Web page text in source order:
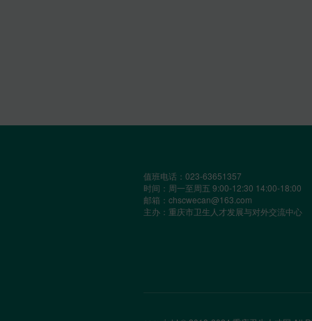
值班电话：023-63651357
时间：周一至周五 9:00-12:30 14:00-18:00
邮箱：chscwecan@163.com
主办：重庆市卫生人才发展与对外交流中心